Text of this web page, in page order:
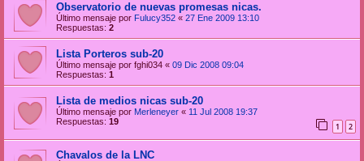
Observatorio de nuevas promesas nicas.
Último mensaje por Fulucy352 « 27 Ene 2009 13:10
Respuestas: 2
Lista Porteros sub-20
Último mensaje por fghi034 « 09 Dic 2008 09:04
Respuestas: 1
Lista de medios nicas sub-20
Último mensaje por Merleneyer « 11 Jul 2008 19:37
Respuestas: 19 1 2
Chavalos de la LNC